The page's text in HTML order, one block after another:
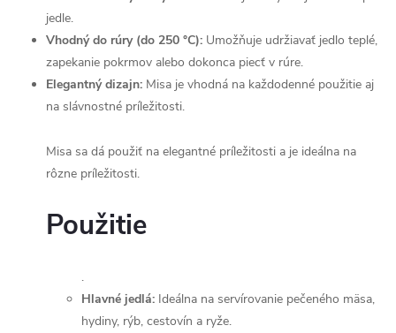
jedle.
Vhodný do rúry (do 250 °C): Umožňuje udržiavať jedlo teplé,
zapekanie pokrmov alebo dokonca piecť v rúre.
Elegantný dizajn: Misa je vhodná na každodenné použitie aj
na slávnostné príležitosti.
Misa sa dá použiť na elegantné príležitosti a je ideálna na
rôzne príležitosti.
Použitie
.
Hlavné jedlá: Ideálna na servírovanie pečeného mäsa,
hydiny, rýb, cestovín a ryže.